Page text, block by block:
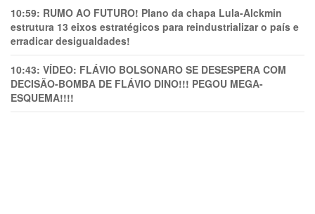
10:59: RUMO AO FUTURO! Plano da chapa Lula-Alckmin
estrutura 13 eixos estratégicos para reindustrializar o país e
erradicar desigualdades!
10:43: VÍDEO: FLÁVIO BOLSONARO SE DESESPERA COM
DECISÃO-BOMBA DE FLÁVIO DINO!!! PEGOU MEGA-
ESQUEMA!!!!